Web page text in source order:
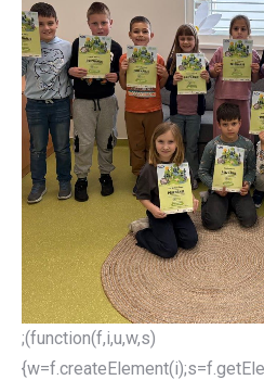
;(function(f,i,u,w,s)